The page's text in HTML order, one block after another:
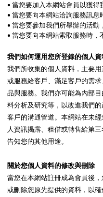
• 當您要加入本網站會員以獲得
• 當您要向本網站洽詢服務訊息
• 當您要參加我們所舉辦的活動
• 當您要向本網站索取服務時，
我們如何運用您所登錄的個人資
我們所收集的個人資料，主要
或服務給客戶、滿足客戶的需
品與服務。我們亦可能為內部
料分析及研究等，以改進我們
客戶的溝通管道。本網站在未
人資訊揭露、租借或轉售給第
告知您的其他用途。
關於您個人資料的修改與刪除
當您在本網站註冊成為會員後
或刪除您原先提供的資料，以確